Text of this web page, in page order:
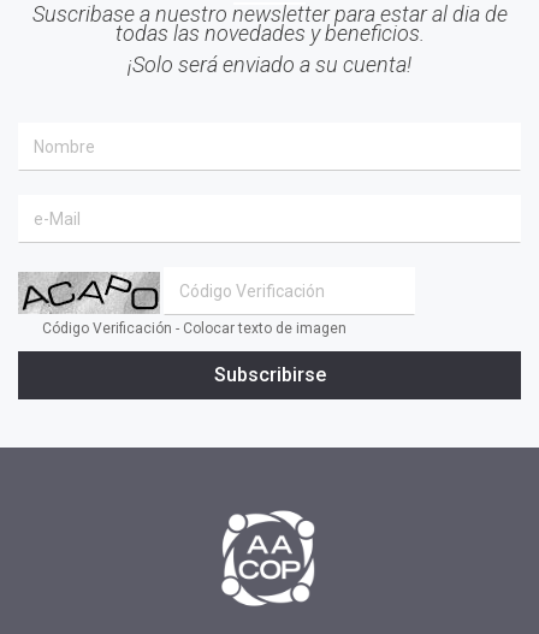
Suscribase a nuestro newsletter para estar al dia de
todas las novedades y beneficios.
¡Solo será enviado a su cuenta!
Código Verificación - Colocar texto de imagen
Subscribirse